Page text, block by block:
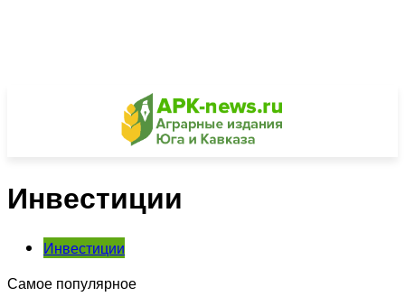
Инвестиции
Инвестиции
Самое популярное